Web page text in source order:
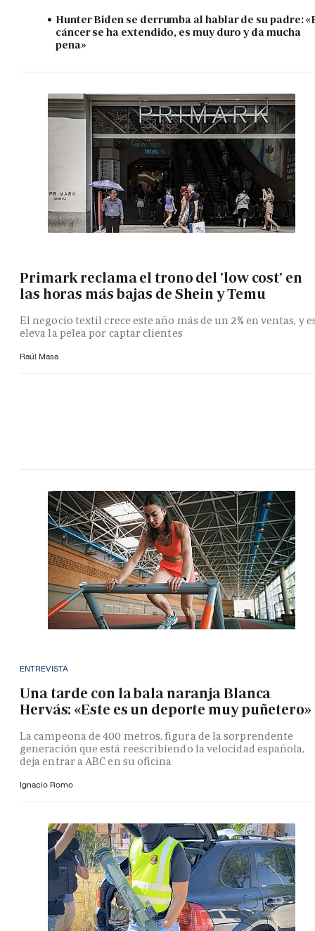
Hunter Biden se derrumba al hablar de su padre:
cáncer se ha extendido, es muy duro y da mucha
pena»
Primark reclama el trono del 'low cost' en
las horas más bajas de Shein y Temu
El negocio textil crece este año más de un 2% en ventas, y
eleva la pelea por captar clientes
Raúl Masa
ENTREVISTA
Una tarde con la bala naranja Blanca
Hervás: «Este es un deporte muy puñetero»
La campeona de 400 metros, figura de la sorprendente
generación que está reescribiendo la velocidad española,
deja entrar a ABC en su oficina
Ignacio Romo